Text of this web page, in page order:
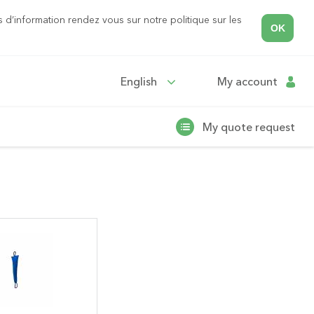
rendez vous sur notre politique sur les
OK
English My account
My quote request